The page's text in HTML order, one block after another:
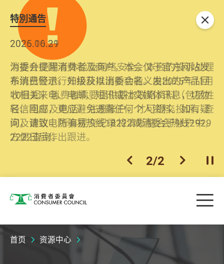
特別通告
2026.06.29
消委会提醒消费者及商户，本会仅于官方网站发
布消费警示。如接获以消委会名义发出的产品回
收相关来电、电邮、短讯或社交媒体讯息，切勿
轻信回应，更应避免透露任何个人资料。如有疑
问，请致电防骗易热线18222或消委会热线2929
2222查询。
2025.10.31
为提升使用者体验及网络安全，本会的投诉处理
系统已经进行升级及推出新功能。由2025年11月
10日起，消费者需要提供基本联络资料（包括姓
名、电邮及电话）注册帐户，才可提交投诉、查
询及建议。所有提交纪录将清晰整合于帐户中，
方便日后作出跟进。
上一个
2/2 下一个开
关闭
消费者委员会 目
首页 资源中心